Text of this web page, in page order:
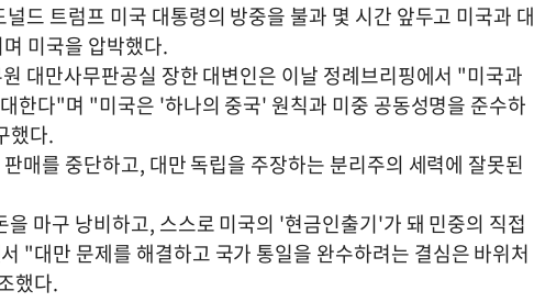
드 트럼프 미국 대통령의 방중을 불과 몇 시간 앞두고 미국과 대
미국을 압박했다.
대만사무판공실 장한 대변인은 이날 정례브리핑에서 "미국과
한다"며 "미국은 '하나의 중국' 원칙과 미중 공동성명을 준수하
했다.
매를 중단하고, 대만 독립을 주장하는 분리주의 세력에 잘못된
마구 낭비하고, 스스로 미국의 '현금인출기'가 돼 민중의 직접
"대만 문제를 해결하고 국가 통일을 완수하려는 결심은 바위처
했다.